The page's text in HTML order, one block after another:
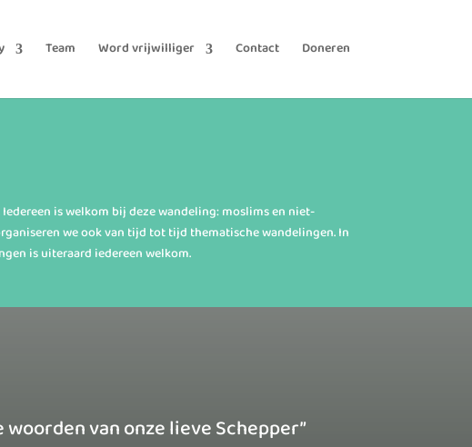
Team Word vrijwilliger Contact Doneren
is welkom bij deze wandeling: moslims en niet-
we ook van tijd tot tijd thematische wandelingen. In
is uiteraard iedereen welkom.
van onze lieve Schepper”